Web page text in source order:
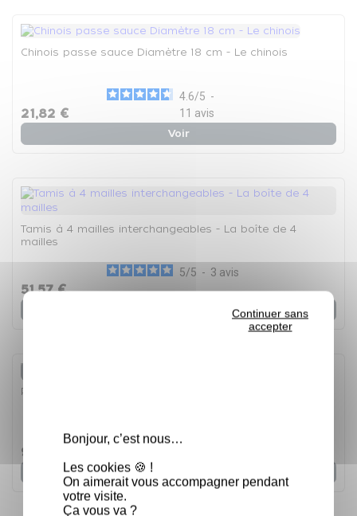
Bonjour, c’est nous…
Les cookies 🍪 !
On aimerait vous accompagner pendant
votre visite.
Ça vous va ?
Continuer sans
accepter
Chinois passe sauce Diamètre 18 cm - Le chinois
4.6/5 -
11 avis
21,82 €
Voir
Tamis à 4 mailles interchangeables - La boîte de 4
mailles
5/5 - 3 avis
51,57 €
Passoire pliable ronde Silicone
9,92 €